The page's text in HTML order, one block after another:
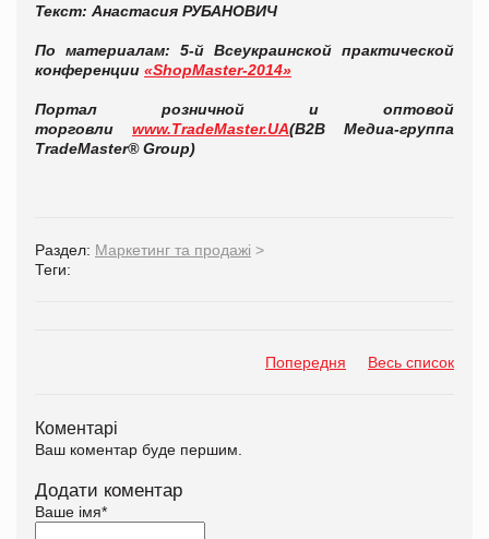
Текст: Анастасия РУБАНОВИЧ
По материалам:
5-й Всеукраинской практической
конференции «ShopMaster-2014»
Портал розничной и оптовой
торговли
www.TradeMaster.UA(В2В Медиа-группа
TradeMaster® Group)
Раздел: Маркетинг та продажі >
Теги:
Попередня Весь список
Коментарі
Ваш коментар буде першим.
Додати коментар
Ваше імя*